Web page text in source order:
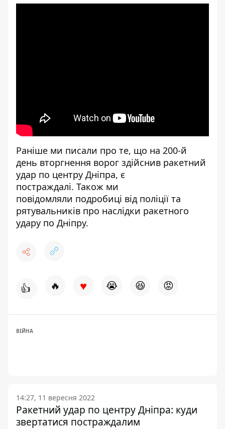
Раніше ми писали про те, що на 200-й
день вторгнення ворог здійснив ракетний
удар по центру Дніпра, є
постраждалі. Також ми
повідомляли подробиці від поліції та
рятувальників про наслідки ракетного
удару по Дніпру.
👍 🔥 ♥ 😭 😆 😡
ВІЙНА
14:27, 11 вересня 2022
Ракетний удар по центру Дніпра: куди
звертатися постраждалим